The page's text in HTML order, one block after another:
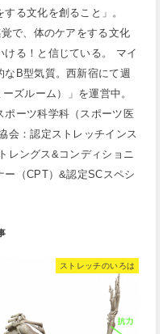
る文化を創ること」。
で、体のケアをする文化
る！と信じている。 マイ
B型気質。西新宿にて週
ズルーム）」を運営中。
ーツ科学科（スポーツ医
会：認定ストレッチインス
レングス&コンディショニ
ー（CPT）&認定SCスペシ
ストレッチのいろは